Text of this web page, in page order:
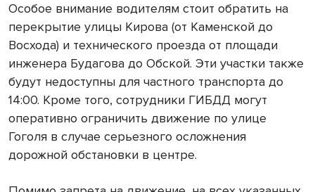
Особое внимание водителям стоит обратить на
перекрытие улицы Кирова (от Каменской до
Восхода) и технического проезда от площади
инженера Будагова до Обской. Эти участки также
будут недоступны для частного транспорта до
14:00. Кроме того, сотрудники ГИБДД могут
оперативно ограничить движение по улице
Гоголя в случае серьезного осложнения
дорожной обстановки в центре.